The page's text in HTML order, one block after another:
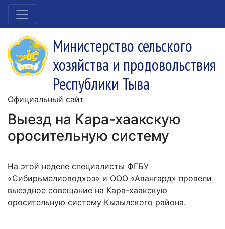
Министерство сельского
хозяйства и продовольствия
Республики Тыва
Официальный сайт
Выезд на Кара-хаакскую
оросительную систему
На этой неделе специалисты ФГБУ
«Сибирьмелиоводхоз» и ООО «Авангард» провели
выездное совещание на Кара-хаакскую
оросительную систему Кызылского района.